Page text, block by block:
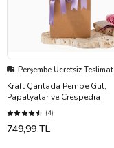
Perşembe Ücretsiz Teslimat
Kraft Çantada Pembe Gül,
Papatyalar ve Crespedia
(4)
749,99 TL